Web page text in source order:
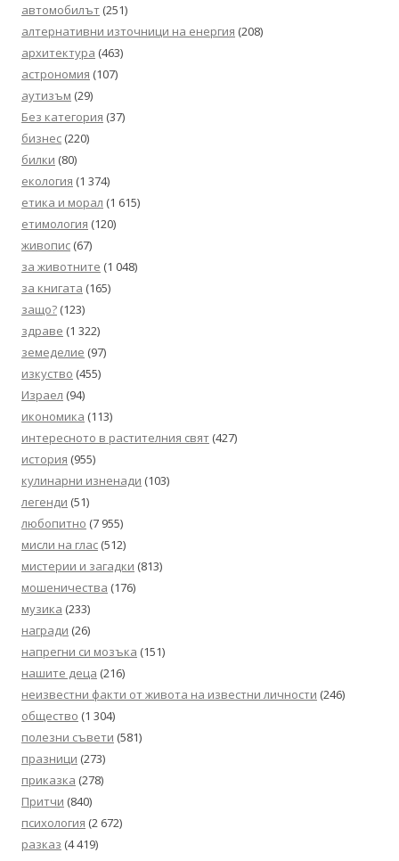
автомобилът (251)
алтернативни източници на енергия (208)
архитектура (463)
астрономия (107)
аутизъм (29)
Без категория (37)
бизнес (220)
билки (80)
екология (1 374)
етика и морал (1 615)
етимология (120)
живопис (67)
за животните (1 048)
за книгата (165)
защо? (123)
здраве (1 322)
земеделие (97)
изкуство (455)
Израел (94)
икономика (113)
интересното в растителния свят (427)
история (955)
кулинарни изненади (103)
легенди (51)
любопитно (7 955)
мисли на глас (512)
мистерии и загадки (813)
мошеничества (176)
музика (233)
награди (26)
напрегни си мозъка (151)
нашите деца (216)
неизвестни факти от живота на известни личности (246)
общество (1 304)
полезни съвети (581)
празници (273)
приказка (278)
Притчи (840)
психология (2 672)
разказ (4 419)